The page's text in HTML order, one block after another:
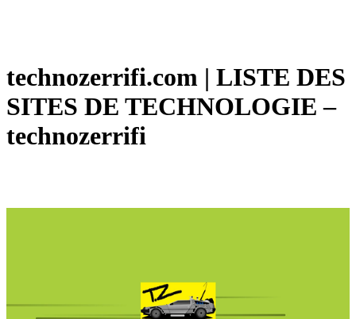
technozerrifi.com | LISTE DES
SITES DE TECHNOLOGIE –
technozerrifi